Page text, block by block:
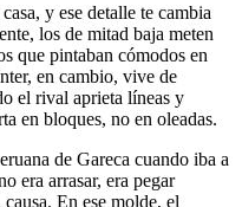
y ese detalle te cambia
los de mitad baja meten
que pintaban cómodos en
en cambio, vive de
el rival aprieta líneas y
en bloques, no en oleadas.
de Gareca cuando iba a
era arrasar, era pegar
En ese molde, el